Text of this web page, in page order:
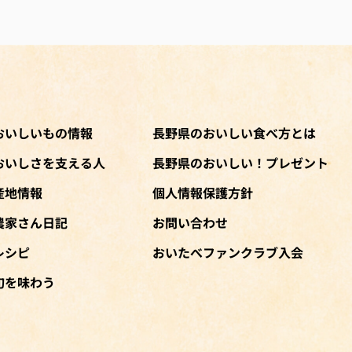
いしいもの情報
いしさを支える人
地情報
家さん日記
シピ
を味わう
長野県のおいしい食べ方とは
長野県のおいしい！プレゼント
個人情報保護方針
お問い合わせ
おいたべファンクラブ入会